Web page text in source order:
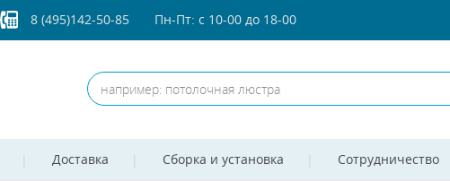
8 (495)142-50-85 Пн-Пт: с 10-00 до 18-00
Доставка Сборка и установка Сотрудничество